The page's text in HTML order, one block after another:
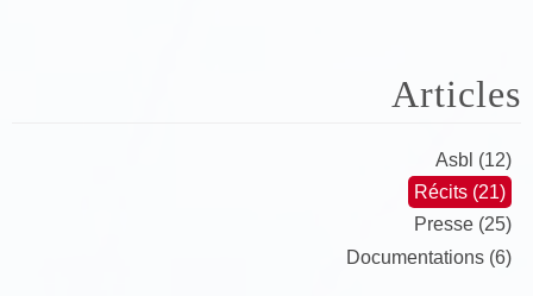
Articles
Asbl (12)
Récits (21)
Presse (25)
Documentations (6)